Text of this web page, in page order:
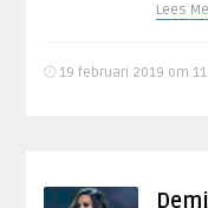
Lees
19 februari 2019 om